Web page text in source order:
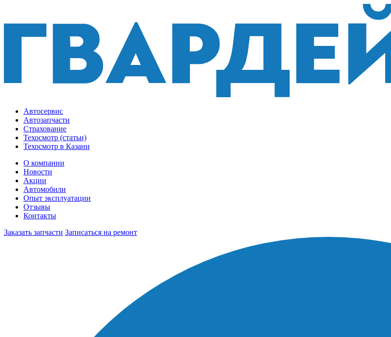
Автосервис
Автозапчасти
Страхование
Техосмотр (статьи)
Техосмотр в Казани
О компании
Новости
Акции
Автомобили
Опыт эксплуатации
Отзывы
Контакты
Заказать запчасти Записаться на ремонт